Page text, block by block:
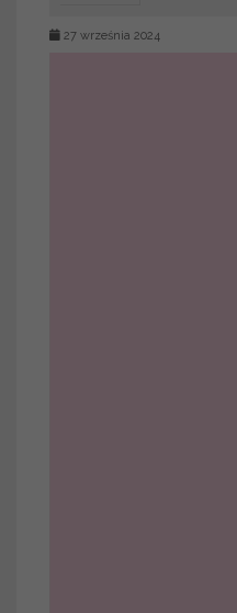
27 września 2024